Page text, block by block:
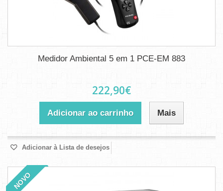
Medidor Ambiental 5 em 1 PCE-EM 883
222,90€
Adicionar ao carrinho Mais
Adicionar à Lista de desejos
NOVO